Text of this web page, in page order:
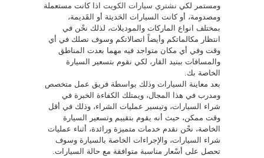
ومستمر لكي نشتري سيارات الكويت اذا كانت مستعملة
ومصدومة، أو كانت السيارات الحَديثة أو القَديمة،
بمختلف انواع الماركات والموديلات، لذلك نحْن في
انتظار مكالماتكم وأيضاً اتصالاتكم وسوف نصلك في أي
وقت وفي أي مكان متواجد فيه مهما بعدت المناطق
والمسافات ببنيد القار، لكي نقوم بتسعير السيارة
الخاصة بك.
بعد معاينة السيارات وذلك بواسطة فريق عمل متخصص
ومدرب في هذا المجال، ويمتلك الكفاءة الخبرة في
شراء السيارات، وتيسير عمليات الشراء، وذلك في أقل
وقت ممكن، حيث أنه يقوم بتقييم وتسعير السيارة
الخاصة، نحْن نقدم خدمات متميزة ورائدة، أثناء عمليات
شراء السيارات، والإجراءات الخاصة بالسيارة وسوف
تحصل على أسْعار مناسبة متوافقة مع حالة السيارات.